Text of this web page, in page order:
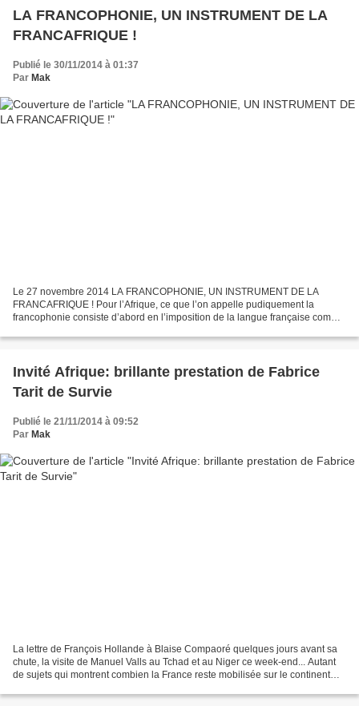
LA FRANCOPHONIE, UN INSTRUMENT DE LA
FRANCAFRIQUE !
Publié le 30/11/2014 à 01:37
Par Mak
Le 27 novembre 2014 LA FRANCOPHONIE, UN INSTRUMENT DE LA
FRANCAFRIQUE ! Pour l’Afrique, ce que l’on appelle pudiquement la
francophonie consiste d’abord en l’imposition de la langue française comme
Invité Afrique: brillante prestation de Fabrice
Tarit de Survie
Publié le 21/11/2014 à 09:52
Par Mak
La lettre de François Hollande à Blaise Compaoré quelques jours avant sa
chute, la visite de Manuel Valls au Tchad et au Niger ce week-end... Autant
de sujets qui montrent combien la France reste mobilisée sur le continent